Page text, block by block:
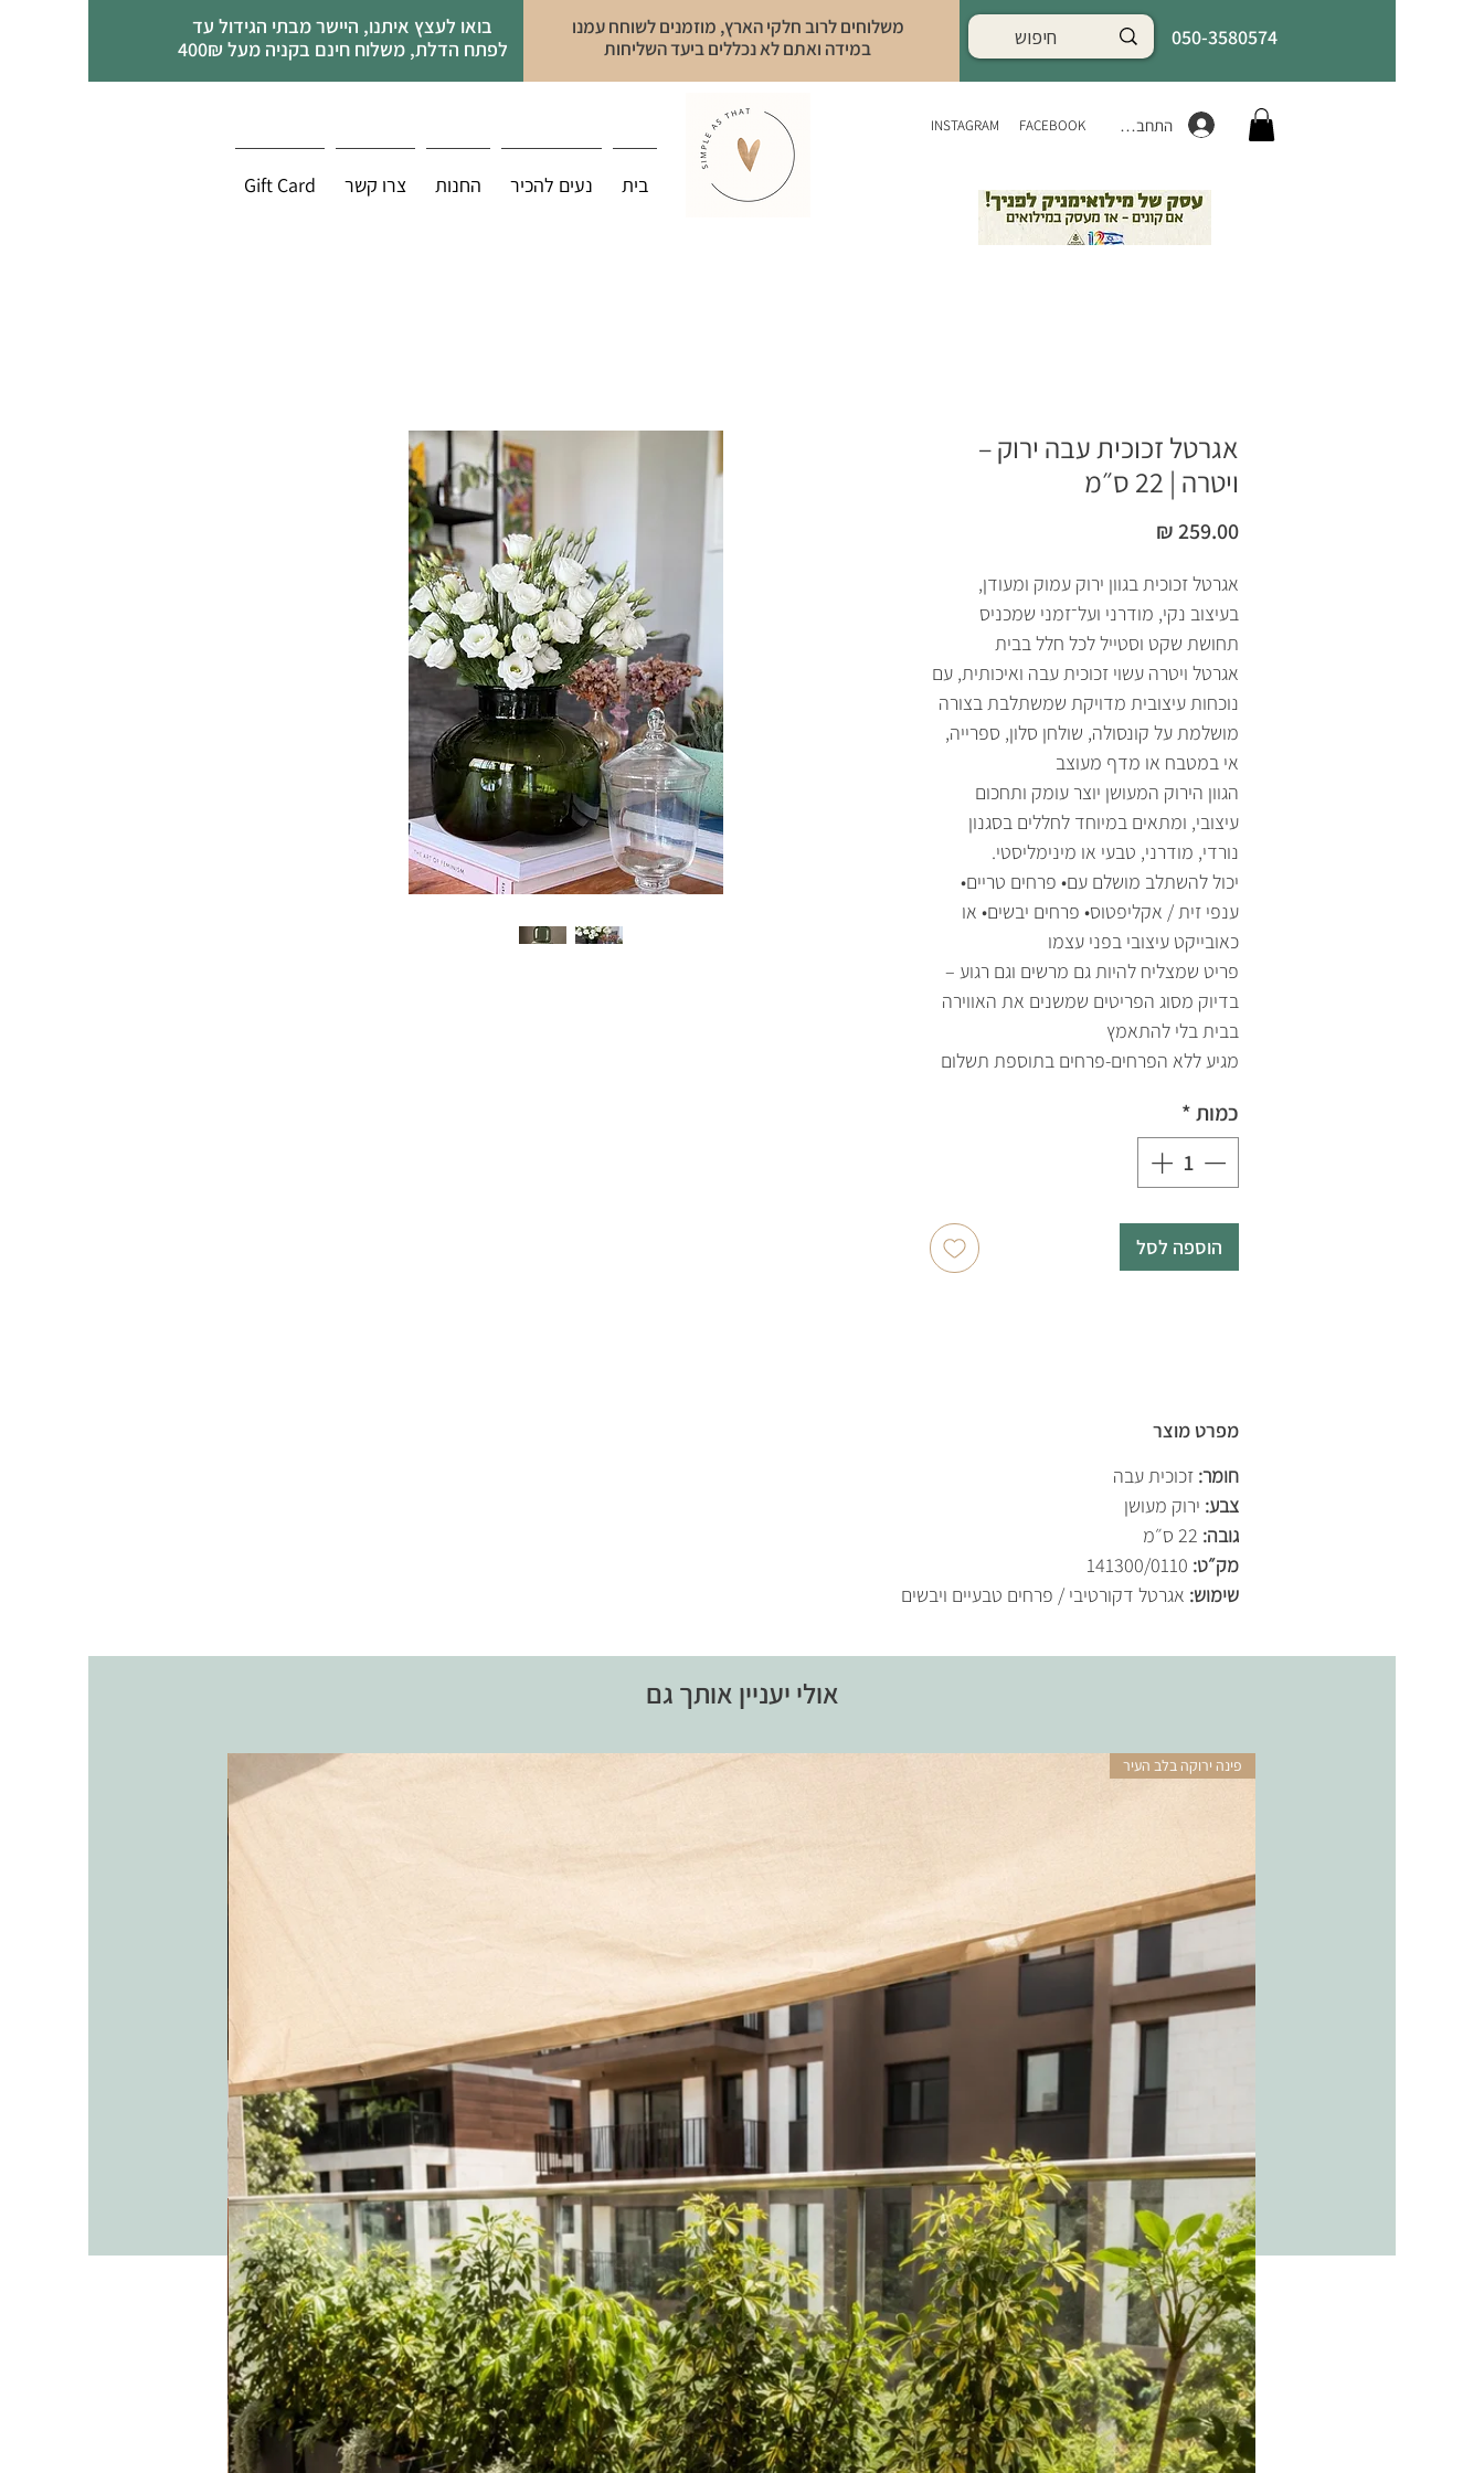
בואו לעצץ איתנו, היישר מבתי הגידול עד
לפתח הדלת, משלוח חינם בקניה מעל 400₪
משלוחים לרוב חלקי הארץ, מוזמנים לשוחח עמנו
במידה ואתם לא נכללים ביעד השליחות
050-3580574
בית נעים להכיר החנות צרו קשר Gift Card
INSTAGRAM FACEBOOK התחברות
אגרטל זכוכית עבה ירוק –
ויטרה | 22 ס״מ
אגרטל זכוכית בגוון ירוק עמוק ומעודן,
בעיצוב נקי, מודרני ועל־זמני שמכניס
תחושת שקט וסטייל לכל חלל בבית
אגרטל ויטרה עשוי זכוכית עבה ואיכותית, עם
נוכחות עיצובית מדויקת שמשתלבת בצורה
מושלמת על קונסולה, שולחן סלון, ספרייה,
אי במטבח או מדף מעוצב
הגוון הירוק המעושן יוצר עומק ותחכום
עיצובי, ומתאים במיוחד לחללים בסגנון
נורדי, מודרני, טבעי או מינימליסטי.
יכול להשתלב מושלם עם• פרחים טריים•
ענפי זית / אקליפטוס• פרחים יבשים• או
כאובייקט עיצובי בפני עצמו
פריט שמצליח להיות גם מרשים וגם רגוע –
בדיוק מסוג הפריטים שמשנים את האווירה
בבית בלי להתאמץ
מגיע ללא הפרחים-פרחים בתוספת תשלום
כמות*
הוספה לסל
מפרט מוצר
חומר: זכוכית עבה
צבע: ירוק מעושן
גובה:
מק״ט:
שימוש: אגרטל דקורטיבי / פרחים טבעיים ויבשים
אולי יעניין אותך גם
פינה ירוקה בלב העיר